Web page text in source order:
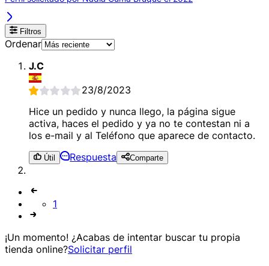
Filtros
Ordenar
J.C
23/8/2023
Hice un pedido y nunca llego, la página sigue
activa, haces el pedido y ya no te contestan ni a
los e-mail y al Teléfono que aparece de contacto.
Útil Respuesta Comparte
1
¡Un momento! ¿Acabas de intentar buscar tu propia
tienda online?Solicitar perfil